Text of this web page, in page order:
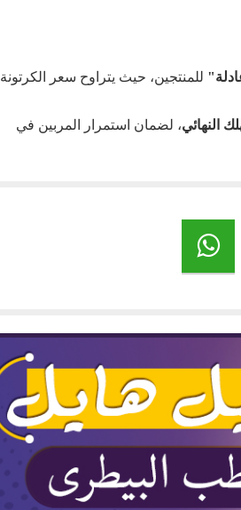
للمنتجين، حيث يتراوح سعر الكرتونة
، لضمان استمرار المربين في